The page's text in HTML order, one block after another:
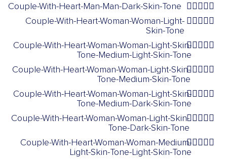
👨🏿‍❤️‍👨🏿
Couple-With-Heart-Man-Man-Dark-Skin-Tone
👩🏻‍❤️‍👩🏻
Couple-With-Heart-Woman-Woman-Light-
Skin-Tone
👩🏻‍❤️‍👩🏼
Couple-With-Heart-Woman-Woman-Light-Skin-
Tone-Medium-Light-Skin-Tone
👩🏻‍❤️‍👩🏽
Couple-With-Heart-Woman-Woman-Light-Skin-
Tone-Medium-Skin-Tone
👩🏻‍❤️‍👩🏾
Couple-With-Heart-Woman-Woman-Light-Skin-
Tone-Medium-Dark-Skin-Tone
👩🏻‍❤️‍👩🏿
Couple-With-Heart-Woman-Woman-Light-Skin-
Tone-Dark-Skin-Tone
👩🏼‍❤️‍👩🏻
Couple-With-Heart-Woman-Woman-Medium-
Light-Skin-Tone-Light-Skin-Tone